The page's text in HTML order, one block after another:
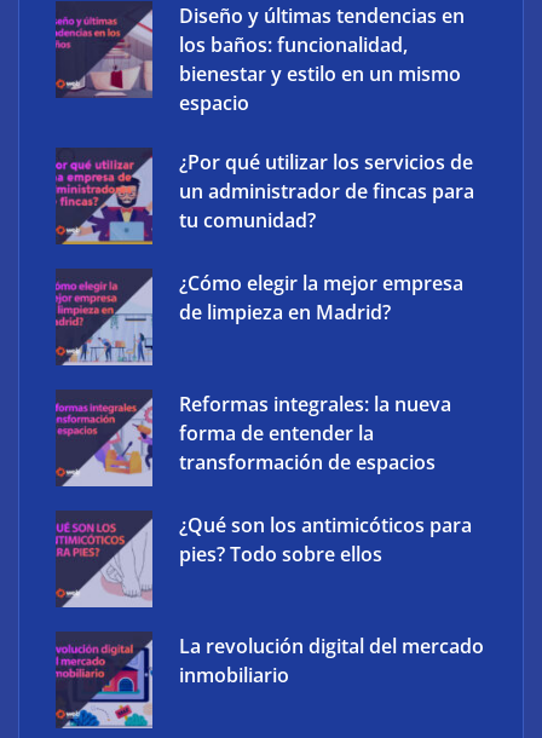
XCharge: cinco retos para la electrificación de las
flotas comerciales en España
The Factory School explica por qué aprender
herramientas de IA ya no es suficiente para los
Diseño y últimas tendencias en
los baños: funcionalidad,
bienestar y estilo en un mismo
espacio
¿Por qué utilizar los servicios de
un administrador de fincas para
tu comunidad?
¿Cómo elegir la mejor empresa
de limpieza en Madrid?
Reformas integrales: la nueva
forma de entender la
transformación de espacios
¿Qué son los antimicóticos para
pies? Todo sobre ellos
La revolución digital del mercado
inmobiliario